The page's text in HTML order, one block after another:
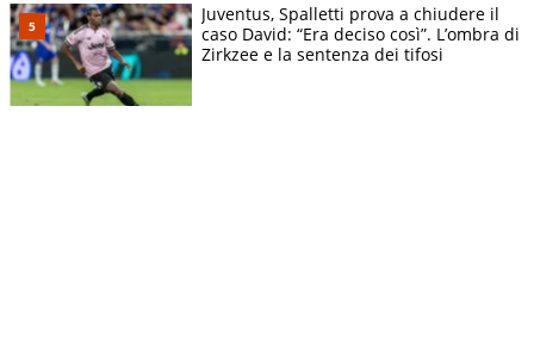
Juventus, Spalletti prova a chiudere il
caso David: “Era deciso così”. L’ombra di
Zirkzee e la sentenza dei tifosi